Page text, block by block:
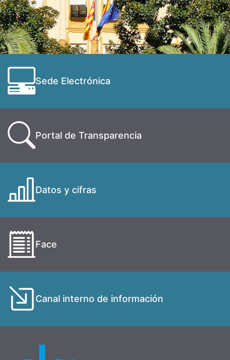
Sede Electrónica
Portal de Transparencia
Datos y cifras
Face
Canal interno de información